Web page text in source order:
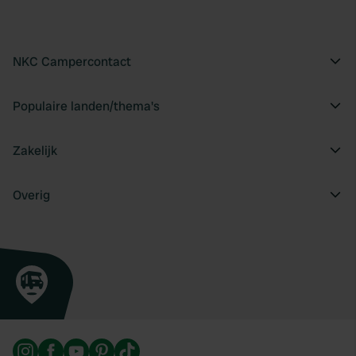
NKC Campercontact
Populaire landen/thema's
Zakelijk
Overig